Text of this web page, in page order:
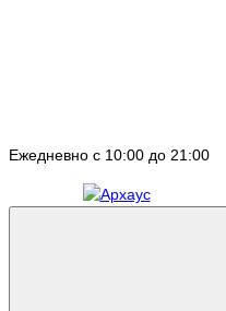
Ежедневно с 10:00 до 21:00